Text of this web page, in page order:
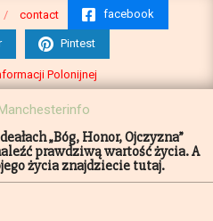
contact facebook
Pintest
Polonijnej
„Bóg, Honor, Ojczyzna”
prawdziwą wartość życia. A
życia znajdziecie tutaj.